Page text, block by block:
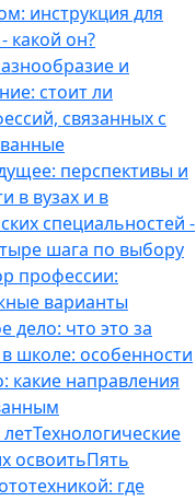
инструкция для
какой он?
и
стоит ли
связанных с
перспективы и
в вузах и в
специальностей -
шага по выбору
профессии:
варианты
дело: что это за
школе: особенности
какие направления
Технологические
освоитьПять
где